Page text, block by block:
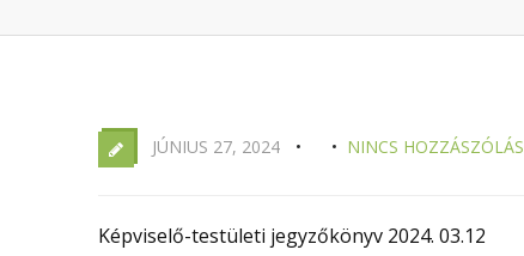
JÚNIUS 27, 2024 NINCS HOZZÁSZÓLÁS
Képviselő-testületi jegyzőkönyv 2024. 03.12